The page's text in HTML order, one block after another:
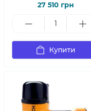
27 510 грн
Купити